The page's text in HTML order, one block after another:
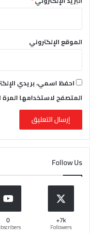
الموقع الإلكتروني
احفظ اسمي، بريدي
المتصفح لاستخدامها
Follow Us
7k+
Followers
0